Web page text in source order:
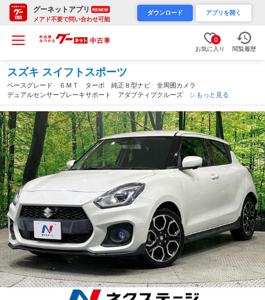
グーネットアプリ RENEW
メアド不要で問い合わせ可能
ダウンロード アプリを開く
0
お気に入り 閲覧履歴
スズキ スイフトスポーツ
ベースグレード ６ＭＴ ターボ 純正８型ナビ 全周囲カメラ
デュアルセンサーブレーキサポート アダプティブクルーズ シー
トヒーター コーナーセンサー ＬＥＤヘッド オートハイビー
ム ＥＴＣ ドラレコ 禁煙車 フルセグ（宮城県）
もっと見る